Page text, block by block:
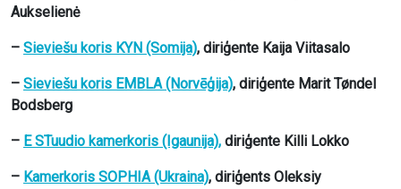
Aukselienė
– Sieviešu koris KYN (Somija), diriģente Kaija Viitasalo
– Sieviešu koris EMBLA (Norvēģija), diriģente Marit Tøndel
Bodsberg
– E STuudio kamerkoris (Igaunija), diriģente Killi Lokko
– Kamerkoris SOPHIA (Ukraina), diriģents Oleksiy